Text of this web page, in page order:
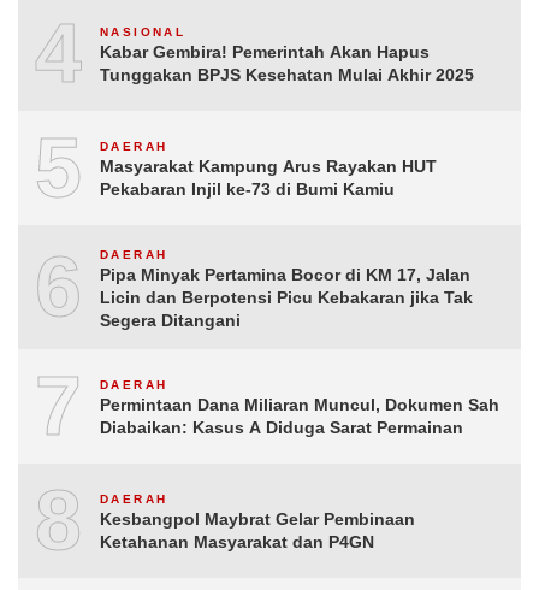
4 NASIONAL
Kabar Gembira! Pemerintah Akan Hapus
Tunggakan BPJS Kesehatan Mulai Akhir 2025
5 DAERAH
Masyarakat Kampung Arus Rayakan HUT
Pekabaran Injil ke-73 di Bumi Kamiu
6 DAERAH
Pipa Minyak Pertamina Bocor di KM 17, Jalan
Licin dan Berpotensi Picu Kebakaran jika Tak
Segera Ditangani
7 DAERAH
Permintaan Dana Miliaran Muncul, Dokumen Sah
Diabaikan: Kasus A Diduga Sarat Permainan
8 DAERAH
Kesbangpol Maybrat Gelar Pembinaan
Ketahanan Masyarakat dan P4GN